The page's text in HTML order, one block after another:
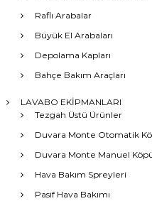
Raflı Arabalar
Büyük El Arabaları
Depolama Kapları
Bahçe Bakım Araçları
LAVABO EKİPMANLARI
Tezgah Üstü Ürünler
Duvara Monte Otomatik
Duvara Monte Manuel
Hava Bakım Spreyleri
Pasif Hava Bakımı